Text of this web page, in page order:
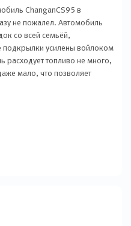
ChanganCS95 в
не пожалел. Автомобиль
со всей семьёй,
подкрылки усилены войлоком
расходует топливо не много,
мало, что позволяет
расходники, и хотя народ